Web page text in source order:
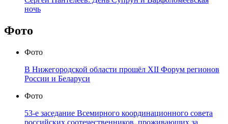
ночь
Фото
Фото
В Нижегородской области прошёл XII Форум регионов
России и Беларуси
Фото
53-е заседание Всемирного координационного совета